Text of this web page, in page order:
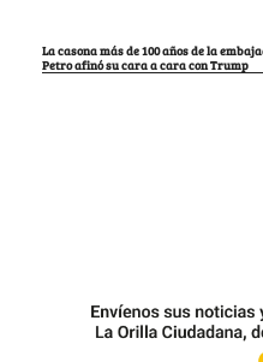
La casona más de 100 años de la
Petro afinó su cara a cara con Trump